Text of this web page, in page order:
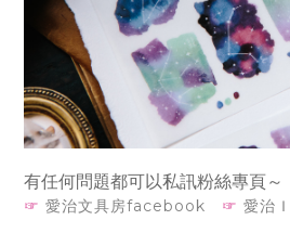
有任何問題都可以私訊粉絲專頁～
☞ 愛治文具房facebook ☞ 愛治